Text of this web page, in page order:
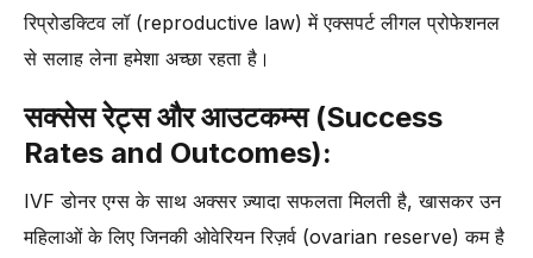
रिप्रोडक्टिव लॉ (reproductive law) में एक्सपर्ट लीगल प्रोफेशनल
से सलाह लेना हमेशा अच्छा रहता है।
सक्सेस रेट्स और आउटकम्स (Success
Rates and Outcomes):
IVF डोनर एग्स के साथ अक्सर ज़्यादा सफलता मिलती है, खासकर उन
महिलाओं के लिए जिनकी ओवेरियन रिज़र्व (ovarian reserve) कम है